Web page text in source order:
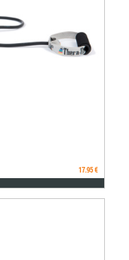
17.95 €